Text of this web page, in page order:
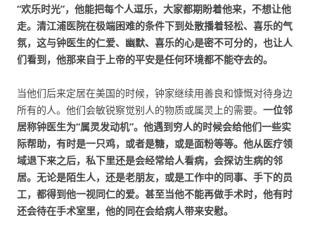
“欢乐时光”，他能把每个人逗乐，大家都期盼着他来，不想让他
走。清江浦医院在极端困难的条件下到处散播着轻松、喜乐的气
氛，这与钟医生的仁爱、幽默、喜乐的心是密不可分的，也让人
们看到，他那来自于上帝的平安是任何环境都不能夺去的。
当他们后来定居在美国的时候，钟家继续用善良和慷慨对待身边
所有的人。他们会敏锐察觉别人的物质或属灵上的需要。 一位邻
居称钟医生为“属灵发动机”。他遇到穷人的时候会给他们一些实
际帮助，有时是一只鸡，或者是糖，或是面粉等等。他从医疗领
域退下来之后，私下里还是会经常给人看病，会探访生病的邻
居。无论是陌生人，还是老朋友，或是工作中的同事、手下的员
工，都得到他一视同仁的爱。甚至当他不能再做手术时，他有时
还会待在手术室里，他的同在会给病人带来安慰。